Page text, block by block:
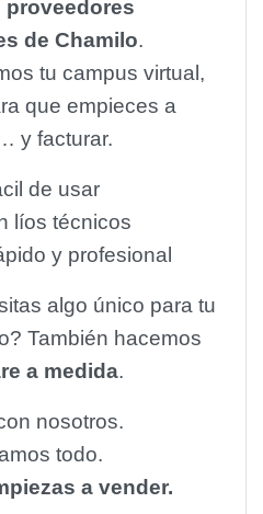
proveedores
de Chamilo.
tu campus virtual,
que empieces a
y facturar.
de usar
líos técnicos
y profesional
algo único para tu
También hacemos
a medida.
nosotros.
todo.
a vender.